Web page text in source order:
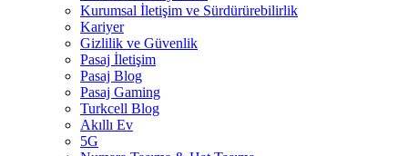
Kurumsal İletişim ve Sürdürürebilirlik
Kariyer
Gizlilik ve Güvenlik
Pasaj İletişim
Pasaj Blog
Pasaj Gaming
Turkcell Blog
Akıllı Ev
5G